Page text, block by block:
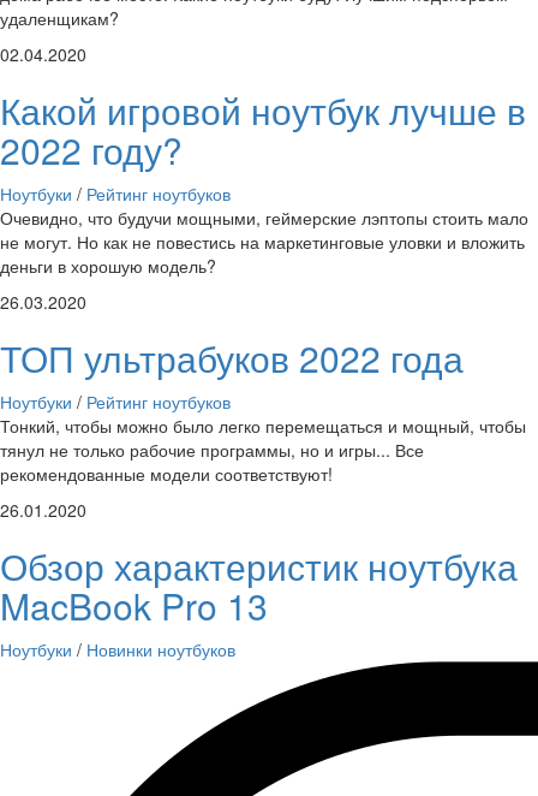
удаленщикам?
02.04.2020
Какой игровой ноутбук лучше в
2022 году?
Ноутбуки / Рейтинг ноутбуков
Очевидно, что будучи мощными, геймерские лэптопы стоить мало
не могут. Но как не повестись на маркетинговые уловки и вложить
деньги в хорошую модель?
26.03.2020
ТОП ультрабуков 2022 года
Ноутбуки / Рейтинг ноутбуков
Тонкий, чтобы можно было легко перемещаться и мощный, чтобы
тянул не только рабочие программы, но и игры... Все
рекомендованные модели соответствуют!
26.01.2020
Обзор характеристик ноутбука
MacBook Pro 13
Ноутбуки / Новинки ноутбуков